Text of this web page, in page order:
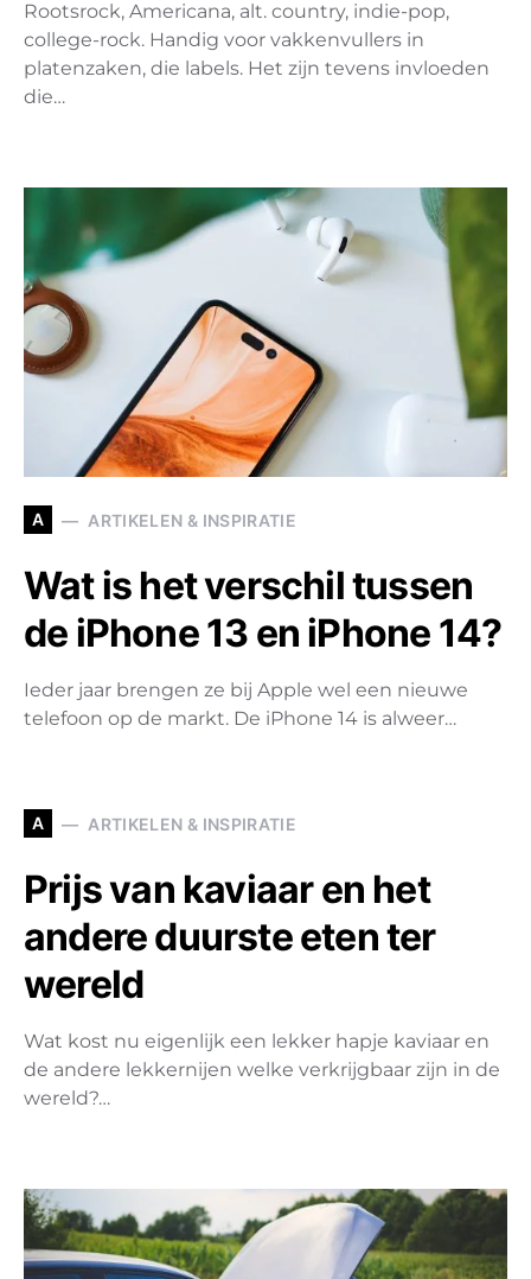
Rootsrock, Americana, alt. country, indie-pop,
college-rock. Handig voor vakkenvullers in
platenzaken, die labels. Het zijn tevens invloeden
die…
A ARTIKELEN & INSPIRATIE
Wat is het verschil tussen
de iPhone 13 en iPhone 14?
Ieder jaar brengen ze bij Apple wel een nieuwe
telefoon op de markt. De iPhone 14 is alweer…
A ARTIKELEN & INSPIRATIE
Prijs van kaviaar en het
andere duurste eten ter
wereld
Wat kost nu eigenlijk een lekker hapje kaviaar en
de andere lekkernijen welke verkrijgbaar zijn in de
wereld?…